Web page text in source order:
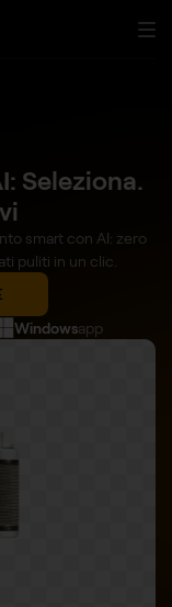
Seleziona.
smart con AI: zero
puliti in un clic.
Windowsapp